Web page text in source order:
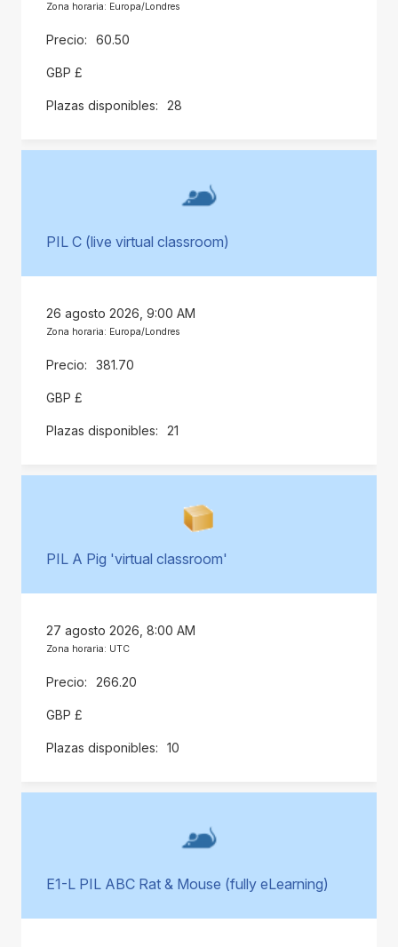
Zona horaria: Europa/Londres
60.50
GBP £
28
PIL C (live virtual classroom)
26 agosto 2026, 9:00 AM
Zona horaria: Europa/Londres
381.70
GBP £
21
PIL A Pig 'virtual classroom'
27 agosto 2026, 8:00 AM
Zona horaria: UTC
266.20
GBP £
10
E1-L PIL ABC Rat & Mouse (fully eLearning)